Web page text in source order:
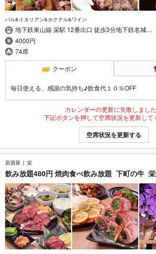
バル&イタリアン&カクテル&ワイン
地下鉄東山線 栄駅 12番出口 徒歩3分地下鉄名城…
4000円
74席
クーポン
毎日使える、感謝の気持ち♪飲食代１０％OFF
カレンダーの更新に失敗しました
下記ボタンを押して空席状況を更新して
空席状況を更新する
居酒屋 栄
飲み放題480円 焼肉食べ飲み放題 下町の牛